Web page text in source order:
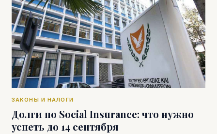
ЗАКОНЫ И НАЛОГИ
Долги по Social Insurance: что нужно
успеть до 14 сентября